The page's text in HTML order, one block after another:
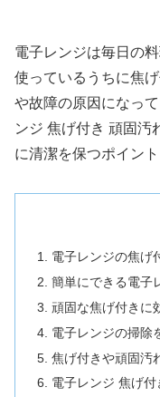
電子レンジは毎日の
使っているうちに焦
や故障の原因になっ
ンジ 焦げ付き 頑固汚
に清潔を保つポイン
電子レンジの焦げ
簡単にできる電子
頑固な焦げ付きに
電子レンジの掃除
焦げ付きや頑固汚
電子レンジ 焦げ